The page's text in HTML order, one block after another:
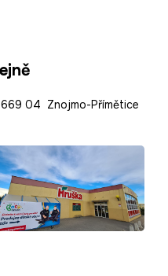
04 Znojmo-Přímětice